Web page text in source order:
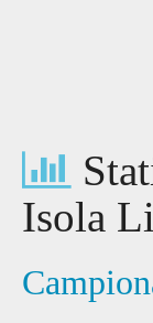
Isola